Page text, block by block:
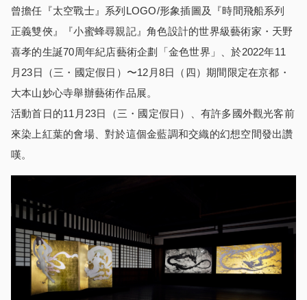
曾擔任『太空戰士』系列LOGO/形象插圖及『時間飛船系列
正義雙俠』『小蜜蜂尋親記』角色設計的世界級藝術家・天野
喜孝的生誕70周年紀店藝術企劃「金色世界」、於2022年11
月23日（三・國定假日）〜12月8日（四）期間限定在京都・
大本山妙心寺舉辦藝術作品展。
活動首日的11月23日（三・國定假日）、有許多國外觀光客前
來染上紅葉的會場、對於這個金藍調和交織的幻想空間發出讚
嘆。